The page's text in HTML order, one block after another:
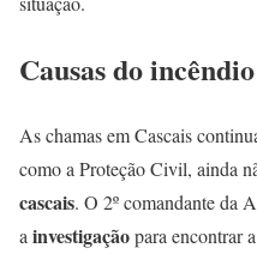
Causas do
As chamas em Cascais
como a Proteção Civil, ainda
cascais. O 2º comandante da
a investigaçãopara encontrar